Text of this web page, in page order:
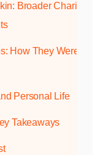
Broader Charitable
How They Were
Personal Life
Takeaways